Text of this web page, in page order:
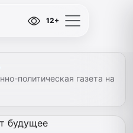
12+
политическая газета на